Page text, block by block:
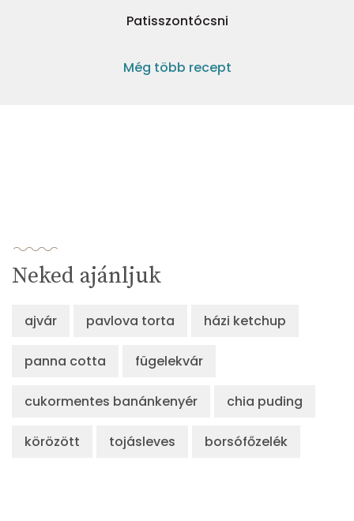
Patisszontócsni
Még több recept
Neked ajánljuk
ajvár pavlova torta házi ketchup
panna cotta fügelekvár
cukormentes banánkenyér chia puding
körözött tojásleves borsófőzelék